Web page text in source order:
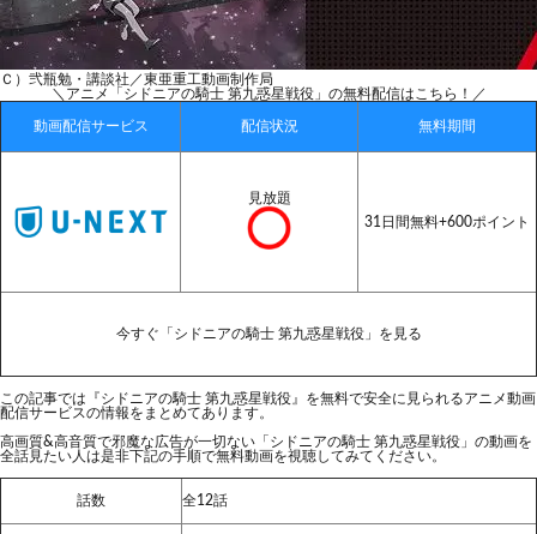
Ｃ）弐瓶勉・講談社／東亜重工動画制作局
＼アニメ「シドニアの騎士 第九惑星戦役」の無料配信はこちら！／
動画配信サービス 配信状況 無料期間
見放題
31日間無料+600ポイント
今すぐ「シドニアの騎士 第九惑星戦役」を見る
この記事では『シドニアの騎士 第九惑星戦役』を無料で安全に見られるアニメ動画
配信サービスの情報をまとめてあります。
高画質&高音質で邪魔な広告が一切ない「シドニアの騎士 第九惑星戦役」の動画を
全話見たい人は是非下記の手順で無料動画を視聴してみてください。
話数 全12話